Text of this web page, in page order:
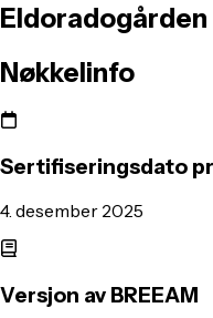
Eldoradogården
Nøkkelinfo
Sertifiseringsdato
4. desember 2025
Versjon av BREEAM